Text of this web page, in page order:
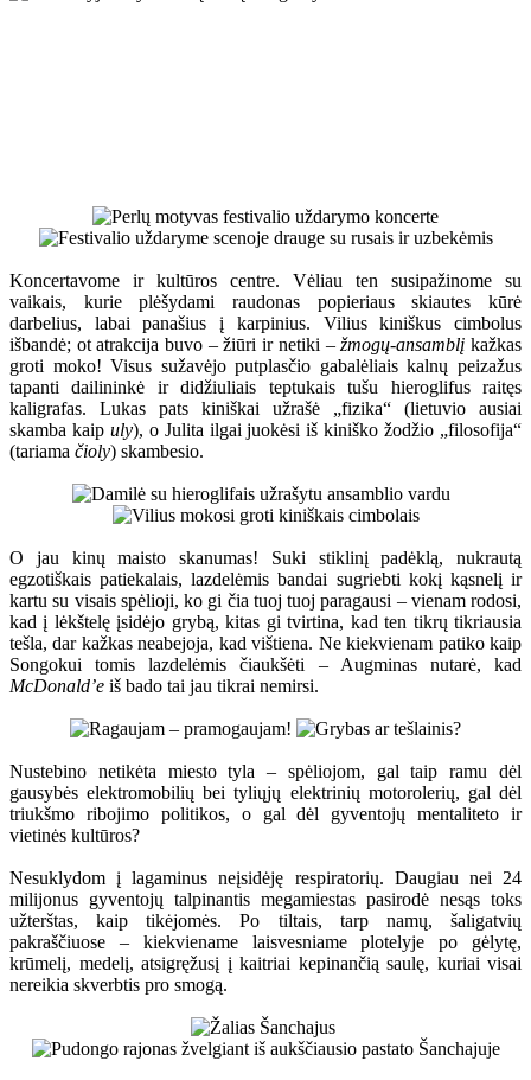
Koncertavome ir kultūros centre. Vėliau ten susipažinome su
vaikais, kurie plėšydami raudonas popieriaus skiautes kūrė
darbelius, labai panašius į karpinius. Vilius kiniškus cimbolus
išbandė; ot atrakcija buvo – žiūri ir netiki –žmogų-ansamblįkažkas
groti moko! Visus sužavėjo putplasčio gabalėliais kalnų peizažus
tapanti dailininkė ir didžiuliais teptukais tušu hieroglifus raitęs
kaligrafas. Lukas pats kiniškai užrašė „fizika“ (lietuvio ausiai
skamba kaip uly), o Julita ilgai juokėsi iš kiniško žodžio „filosofija“
(tariama čioly) skambesio.
O jau kinų maisto skanumas! Suki stiklinį padėklą, nukrautą
egzotiškais patiekalais, lazdelėmis bandai sugriebti kokį kąsnelį ir
kartu su visais spėlioji, ko gi čia tuoj tuoj paragausi – vienam rodosi,
kad į lėkštelę įsidėjo grybą, kitas gi tvirtina, kad ten tikrų tikriausia
tešla, dar kažkas neabejoja, kad vištiena. Ne kiekvienam patiko kaip
Songokui tomis lazdelėmis čiaukšėti – Augminas nutarė, kad
McDonald’e iš bado tai jau tikrai nemirsi.
Nustebino netikėta miesto tyla – spėliojom, gal taip ramu dėl
gausybės elektromobilių bei tyliųjų elektrinių motorolerių, gal dėl
triukšmo ribojimo politikos, o gal dėl gyventojų mentaliteto ir
vietinės kultūros?
Nesuklydom į lagaminus neįsidėję respiratorių. Daugiau nei 24
milijonus gyventojų talpinantis megamiestas pasirodė nesąs toks
užterštas, kaip tikėjomės. Po tiltais, tarp namų, šaligatvių
pakraščiuose – kiekviename laisvesniame plotelyje po gėlytę,
krūmelį, medelį, atsigręžusį į kaitriai kepinančią saulę, kuriai visai
nereikia skverbtis pro smogą.